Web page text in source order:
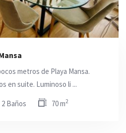
metros de Playa Mansa.
en suite. Luminoso li ...
2 Baños 70 m2